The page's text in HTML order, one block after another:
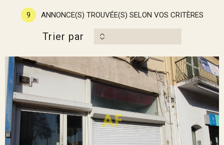
9 ANNONCE(S) TROUVÉE(S) SELON VOS CRITÈRES
Trier par